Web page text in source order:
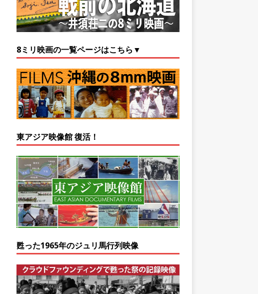
8ミリ映画の一覧ページはこちら▼
東アジア映像館 復活！
甦った1965年のジュリ馬行列映像